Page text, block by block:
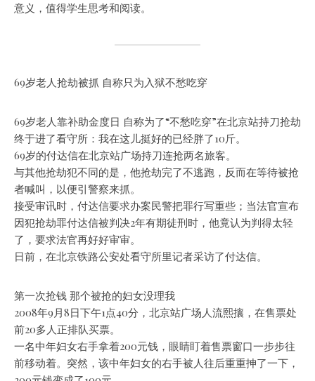
意义，值得学生思考和阅读。
69岁老人抢劫被抓 自称只为入狱不愁吃穿
69岁老人靠补助金度日 自称为了“不愁吃穿”在北京站持刀抢劫
终于进了看守所：我在这儿挺好的已经胖了10斤。
69岁的付达信在北京站广场持刀连抢两名旅客。
与其他抢劫犯不同的是，他抢劫完了不逃跑，反而在等待被抢
者喊叫，以便引警察来抓。
接受审讯时，付达信要求办案民警把罪行写重些；当法官宣布
因犯抢劫罪付达信被判决2年有期徒刑时，他竟认为判得太轻
了，要求法官再好好审审。
日前，在北京铁路公安处看守所里记者采访了付达信。
第一次抢钱 那个被抢的妇女没理我
2008年9月8日下午1点40分，北京站广场人流熙攘，在售票处
前20多人正排队买票。
一名中年妇女右手拿着200元钱，眼睛盯着售票窗口一步步往
前移动着。突然，该中年妇女的右手被人往后重重抻了一下，